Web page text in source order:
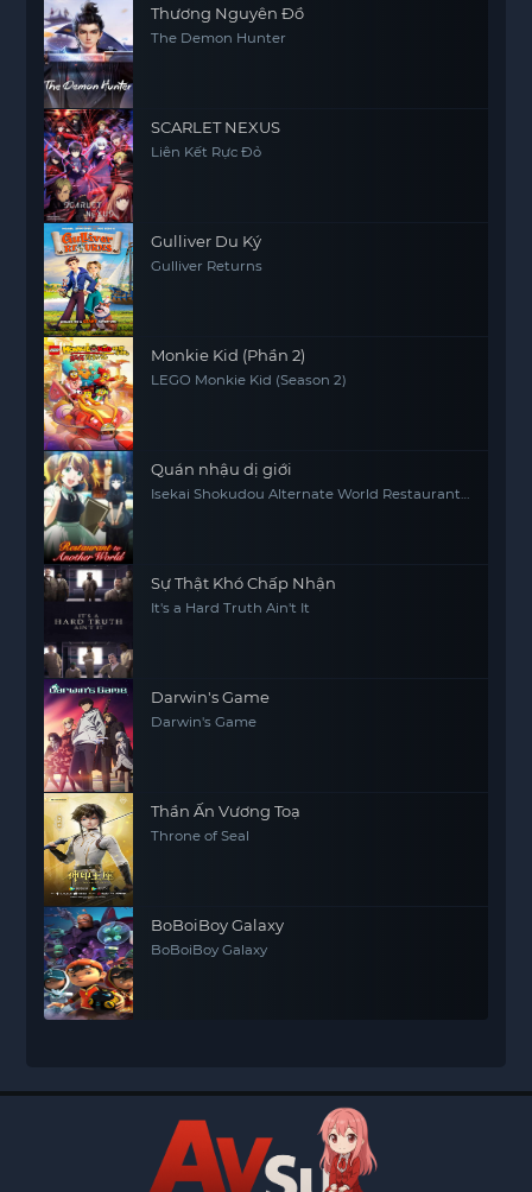
Thương Nguyên Đồ
The Demon Hunter
SCARLET NEXUS
Liên Kết Rực Đỏ
Gulliver Du Ký
Gulliver Returns
Monkie Kid (Phần 2)
LEGO Monkie Kid (Season 2)
Quán nhậu dị giới
Isekai Shokudou Alternate World Restaurant
Sự Thật Khó Chấp Nhận
It's a Hard Truth Ain't It
Darwin's Game
Darwin's Game
Thần Ấn Vương Toạ
Throne of Seal
BoBoiBoy Galaxy
BoBoiBoy Galaxy